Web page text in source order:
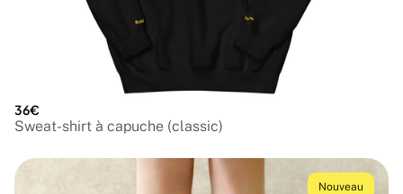
36€
Sweat-shirt à capuche (classic)
Nouveau